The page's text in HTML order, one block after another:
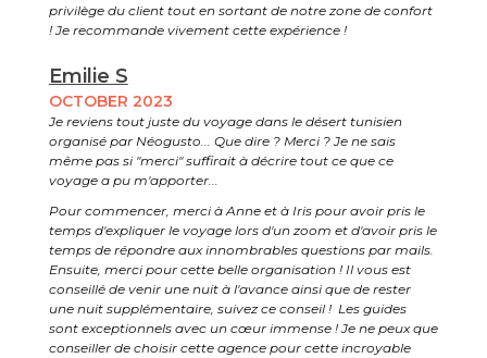
privilège du client tout en sortant de notre zone de confort
! Je recommande vivement cette expérience !
Emilie S
OCTOBER 2023
Je reviens tout juste du voyage dans le désert tunisien
organisé par Néogusto... Que dire ? Merci ? Je ne sais
même pas si "merci" suffirait à décrire tout ce que ce
voyage a pu m'apporter...
Pour commencer, merci à Anne et à Iris pour avoir pris le
temps d'expliquer le voyage lors d'un zoom et d'avoir pris le
temps de répondre aux innombrables questions par mails.
Ensuite, merci pour cette belle organisation ! Il vous est
conseillé de venir une nuit à l'avance ainsi que de rester
une nuit supplémentaire, suivez ce conseil ! Les guides
sont exceptionnels avec un cœur immense ! Je ne peux que
conseiller de choisir cette agence pour cette incroyable